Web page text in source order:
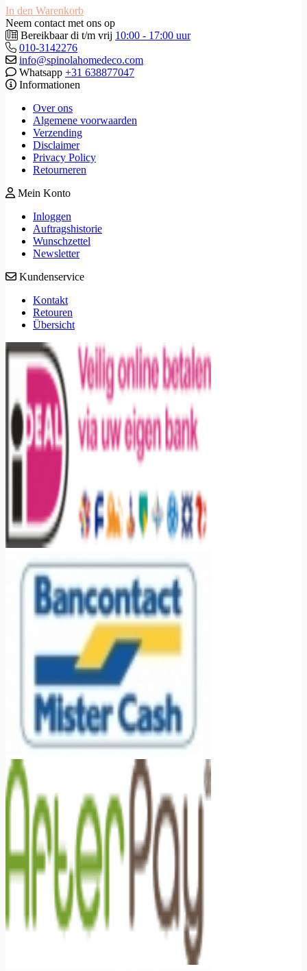
In den Warenkorb
Neem contact met ons op
Bereikbaar di t/m vrij 10:00 - 17:00 uur
010-3142276
info@spinolahomedeco.com
Whatsapp +31 638877047
Informationen
Over ons
Algemene voorwaarden
Verzending
Disclaimer
Privacy Policy
Retourneren
Mein Konto
Inloggen
Auftragshistorie
Wunschzettel
Newsletter
Kundenservice
Kontakt
Retouren
Übersicht